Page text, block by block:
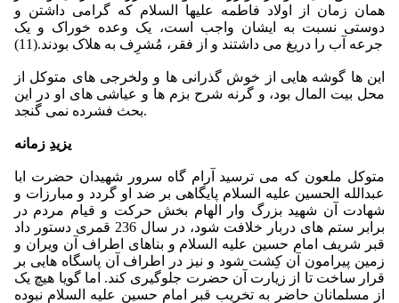
همان زمان از اولاد فاطمه علیها السلام که گرامى داشتن و
دوستى نسبت به ایشان واجب است، یک وعده خوراک و یک
جرعه آب را دریغ مى‏ داشتند و از فقر، مُشرِف به هلاک بودند.(11)
این ها گوشه هایى از خوش گذرانی ها و ولخرجی هاى متوكل از
محل بیت المال بود، و گرنه شرح بزم ها و عیاشی هاى او در این
بحث فشرده نمى ‏گنجد.
یزیدِ زمانه
متوکل ملعون که مى‏ ترسید آرام گاه سرور شهیدان حضرت ابا
عبدالله الحسین علیه السلام پایگاهى بر ضد او گردد و مبارزات و
شهادت آن شهید بزرگ وار الهام بخش حركت و قیام مردم در
برابر ستم هاى دربار خلافت شود، در سال 236 قمرى دستور داد
قبر شریف امام حسین علیه السلام و بناهاى اطراف آن ویران و
زمین پیرامون آن كِشت شود و نیز در اطراف آن پاسگاه هایى بر
قرار ساخت تا از زیارت آن حضرت جلوگیرى كند. اما گویا هیچ یک
از مسلمانان حاضر به تخریب قبر امام حسین علیه السلام نبوده